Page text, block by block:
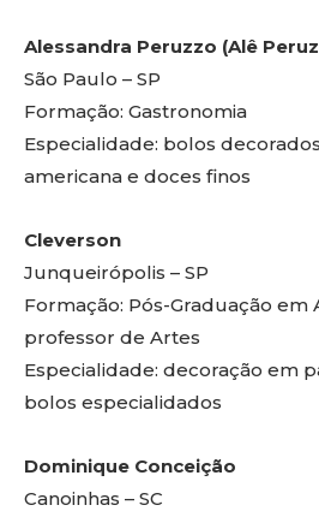
Alessandra Peruzzo (Alê
São Paulo – SP
Formação: Gastronomia
Especialidade: bolos
americana e doces finos
Cleverson
Junqueirópolis – SP
Formação: Pós-Graduação em
professor de Artes
Especialidade: decoração em
bolos especialidados
Dominique Conceição
Canoinhas – SC